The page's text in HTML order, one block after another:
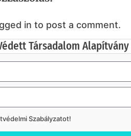
in to post a comment.
Társadalom
Szabályzatot!